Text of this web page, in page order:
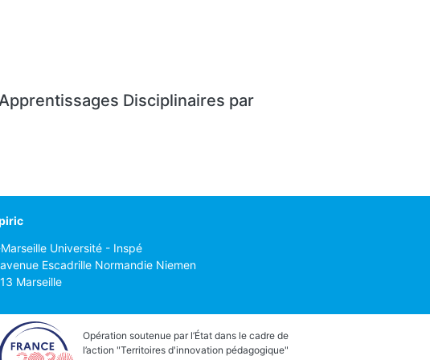
Disciplinaires par
Université - Inspé
Escadrille Normandie Niemen
Marseille
Opération soutenue par l’État dans le cadre de
l’action "Territoires d'innovation pédagogique"